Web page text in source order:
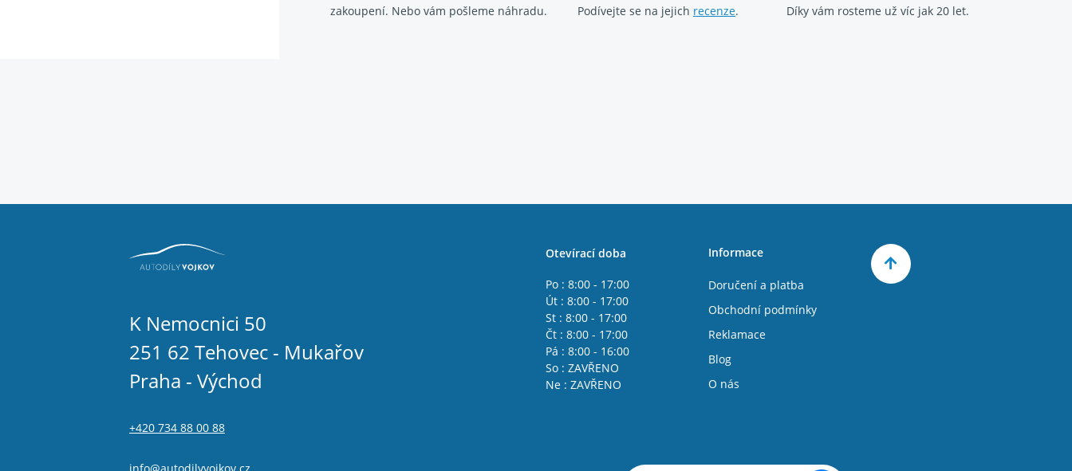
zakoupení. Nebo vám pošleme náhradu.
Podívejte se na jejich recenze.
Díky vám rosteme už víc jak 20 let.
K Nemocnici 50
251 62 Tehovec - Mukařov
Praha - Východ
+420 734 88 00 88
Otevírací doba
Po : 8:00 - 17:00
Út : 8:00 - 17:00
St : 8:00 - 17:00
Čt : 8:00 - 17:00
Pá : 8:00 - 16:00
So : ZAVŘENO
Ne : ZAVŘENO
Informace
Doručení a platba
Obchodní podmínky
Reklamace
Blog
O nás